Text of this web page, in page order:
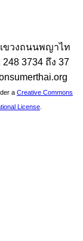
ขวงถนนพญาไท
3734 ถึง 37
a Creative Commons
License